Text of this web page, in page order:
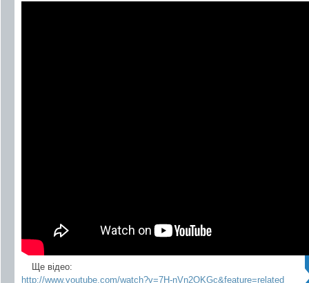
Ще відео:
http://www.youtube.com/watch?v=7H-nVn2OKGc&feature=related